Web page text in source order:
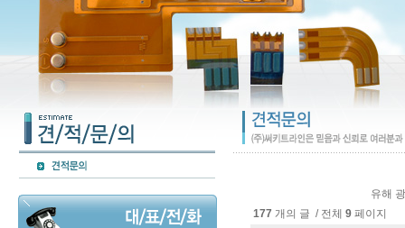
유해
177 개의 글 / 전체 9페이지